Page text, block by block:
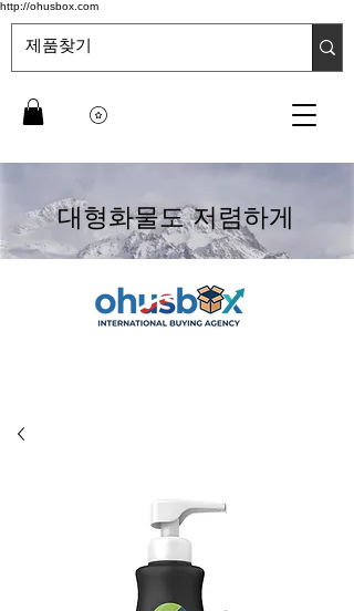
http://ohusbox.com
대형화물도 저렴하게